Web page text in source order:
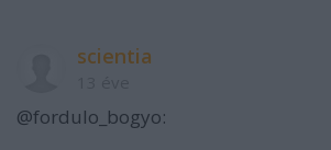
scientia
@fordulo_bogyo: